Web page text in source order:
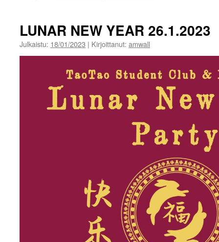
LUNAR NEW YEAR 26.1.2023
Julkaistu: 18/01/2023 | Kirjoittanut: amwall